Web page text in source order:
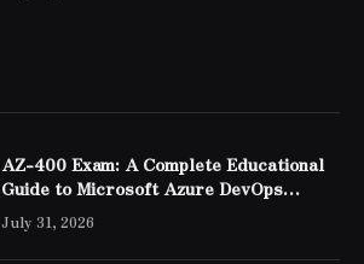
AZ-400 Exam: A Complete Educational
Guide to Microsoft Azure DevOps
Engineer Expert Certification
July 31, 2026